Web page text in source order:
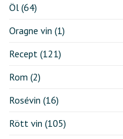
Öl (64)
Oragne vin (1)
Recept (121)
Rom (2)
Rosévin (16)
Rött vin (105)